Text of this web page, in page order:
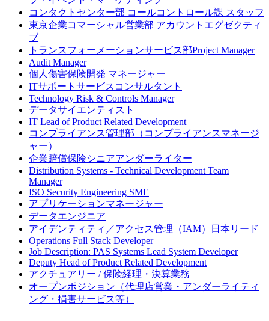
コンタクトセンター部 コールコントロール課 スタッフ
東京企業コマーシャル営業部 アカウントエグゼクティ
ブ
トランスフォーメーションサービス部Project Manager
Audit Manager
個人傷害保険開発 マネージャー
ITサポートサービスコンサルタント
Technology Risk & Controls Manager
データサイエンティスト
IT Lead of Product Related Development
コンプライアンス管理部（コンプライアンスマネージ
ャー）
企業賠償保険シニアアンダーライター
Distribution Systems - Technical Development Team
Manager
ISO Security Engineering SME
アプリケーションマネージャー
データエンジニア
アイデンティティ／アクセス管理（IAM）日本リード
Operations Full Stack Developer
Job Description: PAS Systems Lead System Developer
Deputy Head of Product Related Development
アクチュアリー / 保険経理・決算業務
オープンポジション（代理店営業・アンダーライティ
ング・損害サービス等）